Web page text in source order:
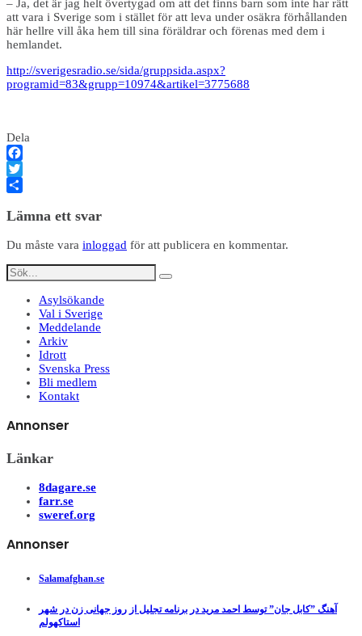
– Ja, det är jag helt övertygad om att det finns barn som inte har rätt
att vara i Sverige som i stället för att leva under osäkra förhållanden
här hellre vill åka hem till sina föräldrar och förenas med dem i
hemlandet.
http://sverigesradio.se/sida/gruppsida.aspx?
programid=83&grupp=10974&artikel=3775688
Dela
Facebook
Twitter
Lämna ett svar
Du måste vara inloggad för att publicera en kommentar.
Asylsökande
Val i Sverige
Meddelande
Arkiv
Idrott
Svenska Press
Bli medlem
Kontakt
Annonser
Länkar
8dagare.se
farr.se
sweref.org
Annonser
Salamafghan.se
آهنگ ”کابل جان” توسط احمد مرید در برنامه تجلیل از روز جهانی زن در شهر
استاکهولم